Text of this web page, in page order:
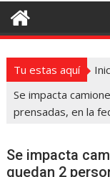
Tu estas aquí
Se impacta
prensadas, en la
Se impacta
quedan 2